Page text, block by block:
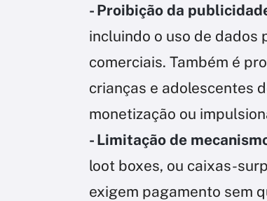
- Proibição da
incluindo o uso de dados
comerciais. Também é
crianças e adolescentes
monetização ou
- Limitação de
loot boxes, ou caixas-
exigem pagamento sem